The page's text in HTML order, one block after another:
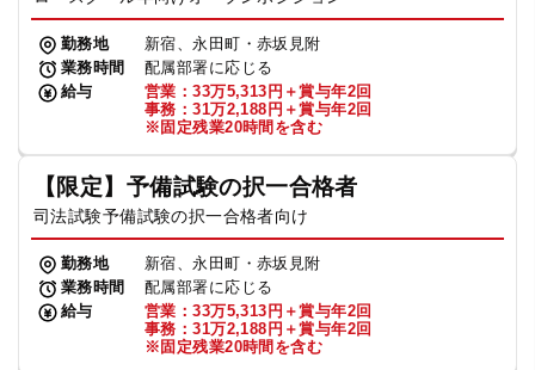
勤務地
新宿、永田町・赤坂見附
業務時間
配属部署に応じる
給与
営業：33万5,313円＋賞与年2回
事務：31万2,188円＋賞与年2回
※固定残業20時間を含む
【限定】予備試験の択一合格者
司法試験予備試験の択一合格者向け
勤務地
新宿、永田町・赤坂見附
業務時間
配属部署に応じる
給与
営業：33万5,313円＋賞与年2回
事務：31万2,188円＋賞与年2回
※固定残業20時間を含む